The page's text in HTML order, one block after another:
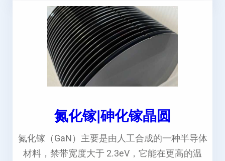
氮化镓|砷化镓晶圆
氮化镓（GaN）主要是由人工合成的一种半导体
材料，禁带宽度大于 2.3eV，它能在更高的温